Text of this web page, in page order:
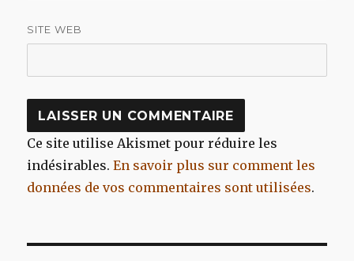
SITE WEB
Ce site utilise Akismet pour réduire les
indésirables.En savoir plus sur comment les
données de vos commentaires sont utilisées.